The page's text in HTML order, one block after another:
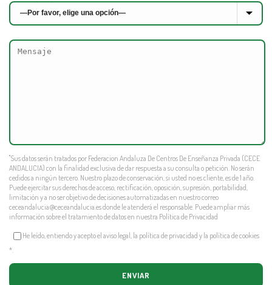
"Sus datos serán tratados por Federacion Andaluza De Centros De Enseñanza Privada (CECE
ANDALUCIA) con la finalidad exclusiva de dar respuesta a su consulta o petición. No serán
cedidos a ningún tercero. Nuestro plazo de conservación, si usted no es cliente, es de 1 año.
Puede ejercitar sus derechos de acceso, rectificación, oposición, supresión, portabilidad,
limitación y a no ser objetivo de decisiones automatizadas en nuestro correo
ceceandalucia@ceceandalucia.esdonde le atenderá el responsable. Puede ampliar más
información sobre el tratamiento de datos en nuestra Política de Privacidad
He leído, entiendo y acepto el aviso legal, la política de privacidad y la política de cookies
*.